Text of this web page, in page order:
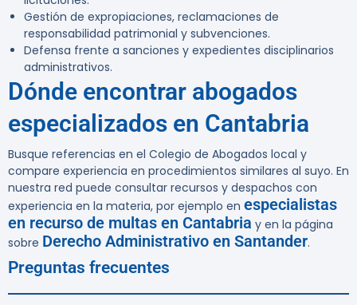
Gestión de expropiaciones, reclamaciones de
responsabilidad patrimonial y subvenciones.
Defensa frente a sanciones y expedientes disciplinarios
administrativos.
Dónde encontrar abogados
especializados en Cantabria
Busque referencias en el Colegio de Abogados local y
compare experiencia en procedimientos similares al suyo. En
nuestra red puede consultar recursos y despachos con
experiencia en la materia, por ejemplo en especialistas
en recurso de multas en Cantabria y en la página
sobre Derecho Administrativo en Santander.
Preguntas frecuentes